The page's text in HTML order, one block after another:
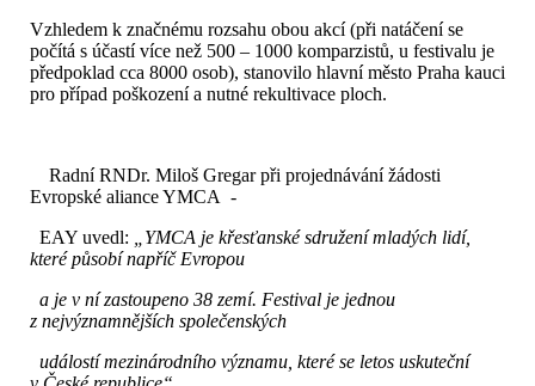
Vzhledem k značnému rozsahu obou akcí (při natáčení se
počítá s účastí více než 500 – 1000 komparzistů, u festivalu je
předpoklad cca 8000 osob), stanovilo hlavní město Praha kauci
pro případ poškození a nutné rekultivace ploch.
Radní RNDr. Miloš Gregar při projednávání žádosti
Evropské aliance YMCA -
EAY uvedl: „YMCA je křesťanské sdružení mladých lidí,
které působí napříč Evropou
a je v ní zastoupeno 38 zemí. Festival je jednou
z nejvýznamnějších společenských
událostí mezinárodního významu, které se letos uskuteční